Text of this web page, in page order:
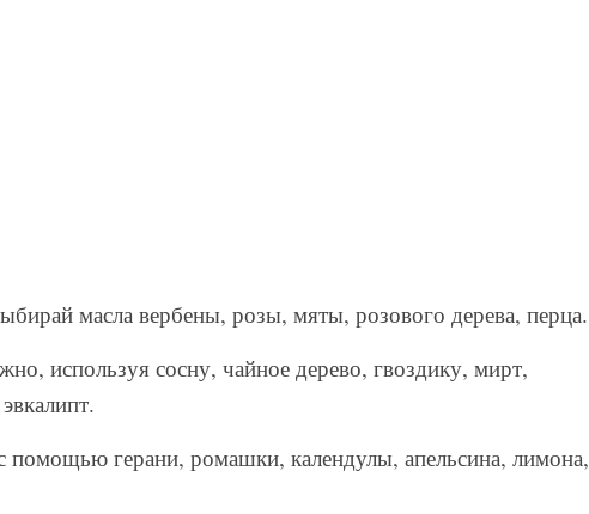
масла вербены, розы, мяты, розового дерева, перца.
используя сосну, чайное дерево, гвоздику, мирт,
герани, ромашки, календулы, апельсина, лимона,